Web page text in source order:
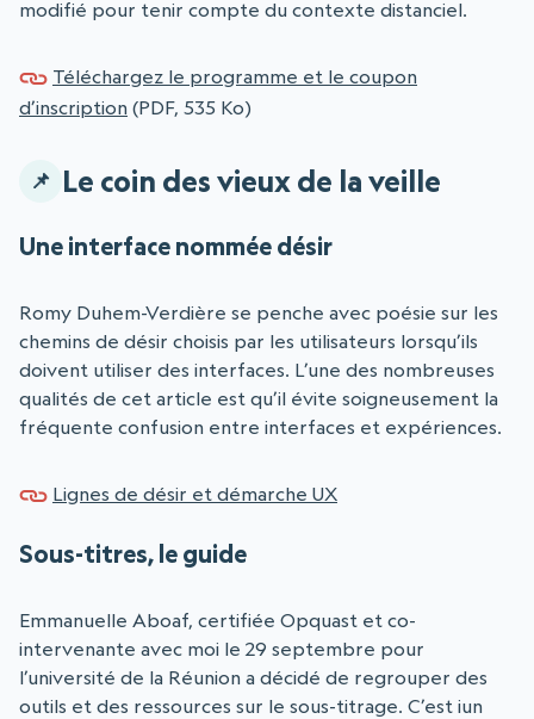
modifié pour tenir compte du contexte distanciel.
Téléchargez le programme et le coupon
d’inscription (PDF, 535 Ko)
Le coin des vieux de la veille
Une interface nommée désir
Romy Duhem-Verdière se penche avec poésie sur les
chemins de désir choisis par les utilisateurs lorsqu’ils
doivent utiliser des interfaces. L’une des nombreuses
qualités de cet article est qu’il évite soigneusement la
fréquente confusion entre interfaces et expériences.
Lignes de désir et démarche UX
Sous-titres, le guide
Emmanuelle Aboaf, certifiée Opquast et co-
intervenante avec moi le 29 septembre pour
l’université de la Réunion a décidé de regrouper des
outils et des ressources sur le sous-titrage. C’est iun